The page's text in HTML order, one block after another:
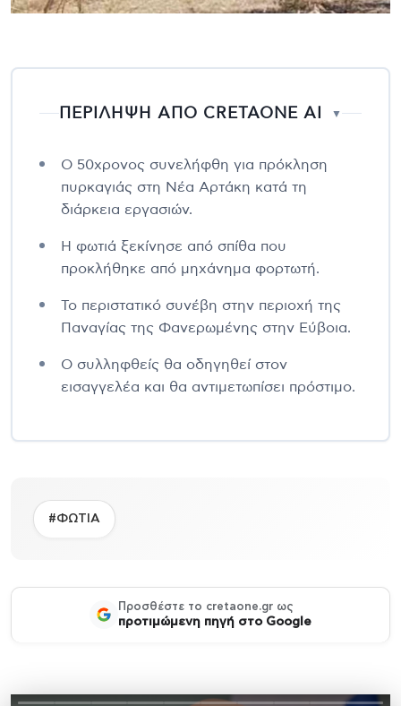
ΠΕΡΙΛΗΨΗ ΑΠΟ CRETAONE AI ▼
Ο 50χρονος συνελήφθη για πρόκληση
πυρκαγιάς στη Νέα Αρτάκη κατά τη
διάρκεια εργασιών.
Η φωτιά ξεκίνησε από σπίθα που
προκλήθηκε από μηχάνημα φορτωτή.
Το περιστατικό συνέβη στην περιοχή της
Παναγίας της Φανερωμένης στην Εύβοια.
Ο συλληφθείς θα οδηγηθεί στον
εισαγγελέα και θα αντιμετωπίσει πρόστιμο.
#ΦΩΤΙΑ
Προσθέστε το cretaone.gr ως
προτιμώμενη πηγή στο Google